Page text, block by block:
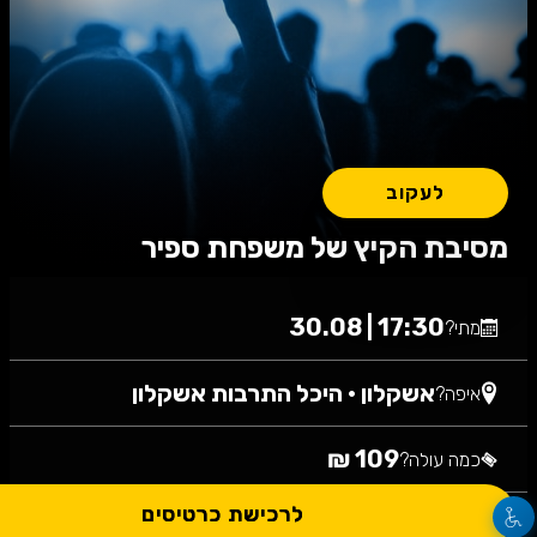
מסיבת הקיץ של משפחת ספיר
לעקוב
מתי?17:30 | 30.08
איפה?אשקלון • היכל התרבות אשקלון
כמה עולה?109 ₪
לרכישת כרטיסים